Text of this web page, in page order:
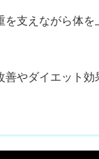
を支えながら体
やダイエット効